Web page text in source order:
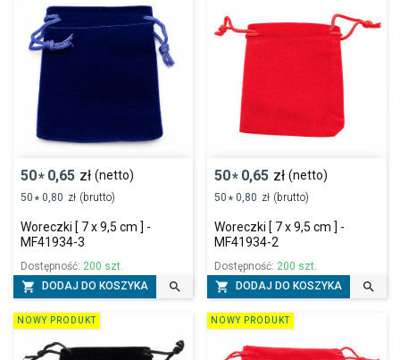
50* 0,65 zł (netto)
50 * 0,80 zł (brutto)
Woreczki [ 7 x 9,5 cm ] -
MF41934-3
Dostępność: 200 szt.
 DODAJ DO KOSZYKA 
50* 0,65 zł (netto)
50 * 0,80 zł (brutto)
Woreczki [ 7 x 9,5 cm ] -
MF41934-2
Dostępność: 200 szt.
 DODAJ DO KOSZYKA 
NOWY PRODUKT NOWY PRODUKT